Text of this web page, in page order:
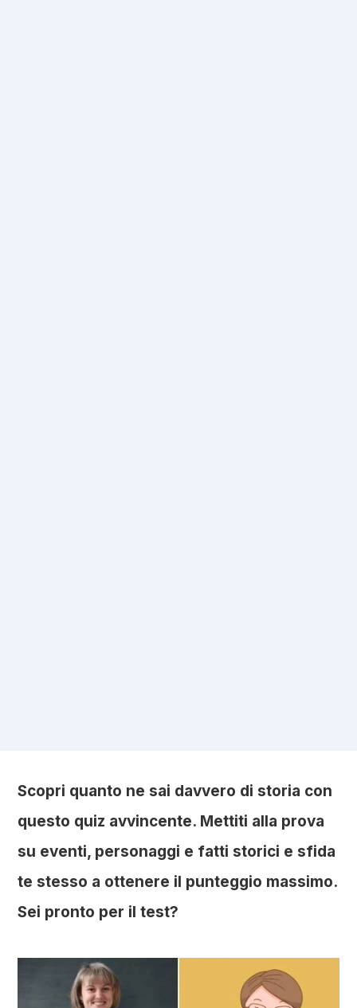
Scopri quanto ne sai davvero di storia con
questo quiz avvincente. Mettiti alla prova
su eventi, personaggi e fatti storici e sfida
te stesso a ottenere il punteggio massimo.
Sei pronto per il test?